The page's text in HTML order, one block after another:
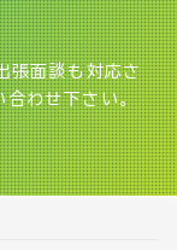
張面談も対応さ
合わせ下さい。